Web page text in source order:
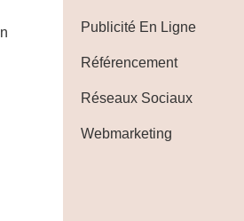
Publicité En Ligne
Référencement
Réseaux Sociaux
Webmarketing